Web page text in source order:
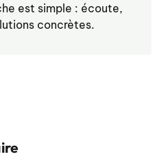
est simple : écoute,
concrètes.